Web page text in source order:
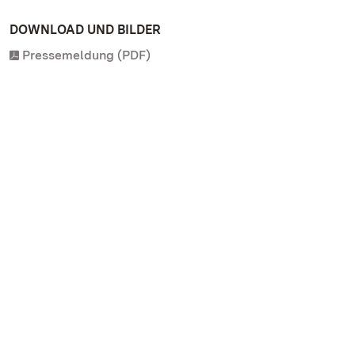
DOWNLOAD UND BILDER
Pressemeldung (PDF)